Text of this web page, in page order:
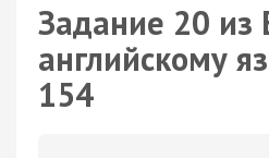
Задание 20 из
английскому
154